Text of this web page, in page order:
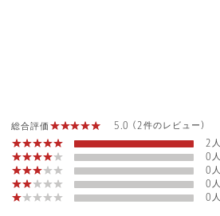
総合評価
5.0 (2件のレビュー)
2人
0人
0人
0人
0人